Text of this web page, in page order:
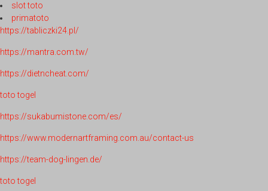
slot toto
primatoto
https://tabliczki24.pl/
https://mantra.com.tw/
https://dietncheat.com/
toto togel
https://sukabumistone.com/es/
https://www.modernartframing.com.au/contact-us
https://team-dog-lingen.de/
toto togel